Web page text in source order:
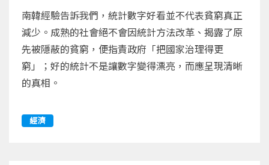
南韓經驗告訴我們，統計數字好看並不代表貧窮真正
減少。成熟的社會絕不會因統計方法改革、揭露了原
先被隱蔽的貧窮，便指責政府「把國家治理得更
窮」；好的統計不是讓數字變得漂亮，而應呈現清晰
的真相。
經濟